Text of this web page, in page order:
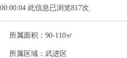
此信息已浏览817次
所属面积：90-110㎡
所属区域：武进区